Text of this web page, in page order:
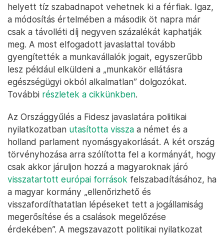
helyett tíz szabadnapot vehetnek ki a férfiak. Igaz,
a módosítás értelmében a második öt napra már
csak a távolléti díj negyven százalékát kaphatják
meg. A most elfogadott javaslattal tovább
gyengítették a munkavállalók jogait, egyszerűbb
lesz például elküldeni a „munkakör ellátásra
egészségügyi okból alkalmatlan” dolgozókat.
További részletek a cikkünkben.
Az Országgyűlés a Fidesz javaslatára politikai
nyilatkozatban utasította vissza a német és a
holland parlament nyomásgyakorlását. A két ország
törvényhozása arra szólította fel a kormányát, hogy
csak akkor járuljon hozzá a magyaroknak járó
visszatartott európai források felszabadításához, ha
a magyar kormány „ellenőrizhető és
visszafordíthatatlan lépéseket tett a jogállamiság
megerősítése és a csalások megelőzése
érdekében”. A megszavazott politikai nyilatkozat